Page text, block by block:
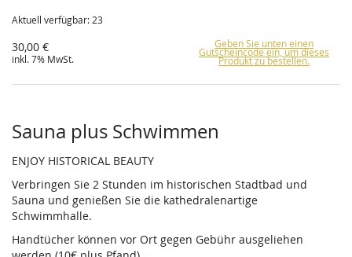
Aktuell verfügbar: 23
30,00 €
inkl. 7% MwSt.
Geben Sie unten einen
Gutscheincode ein, um dieses
Produkt zu bestellen.
Sauna plus Schwimmen
ENJOY HISTORICAL BEAUTY
Verbringen Sie 2 Stunden im historischen Stadtbad und
Sauna und genießen Sie die kathedralenartige
Schwimmhalle.
Handtücher können vor Ort gegen Gebühr ausgeliehen